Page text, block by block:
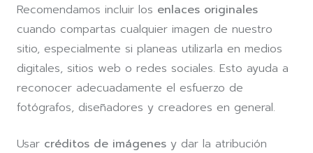
Recomendamos incluir los enlaces originales
cuando compartas cualquier imagen de nuestro
sitio, especialmente si planeas utilizarla en medios
digitales, sitios web o redes sociales. Esto ayuda a
reconocer adecuadamente el esfuerzo de
fotógrafos, diseñadores y creadores en general.
Usar créditos de imágenes y dar la atribución